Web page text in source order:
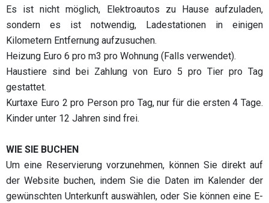
Es ist nicht möglich, Elektroautos zu Hause aufzuladen,
sondern es ist notwendig, Ladestationen in einigen
Kilometern Entfernung aufzusuchen.
Heizung Euro 6 pro m3 pro Wohnung (Falls verwendet).
Haustiere sind bei Zahlung von Euro 5 pro Tier pro Tag
gestattet.
Kurtaxe Euro 2 pro Person pro Tag, nur für die ersten 4 Tage.
Kinder unter 12 Jahren sind frei.
WIE SIE BUCHEN
Um eine Reservierung vorzunehmen, können Sie direkt auf
der Website buchen, indem Sie die Daten im Kalender der
gewünschten Unterkunft auswählen, oder Sie können eine E-